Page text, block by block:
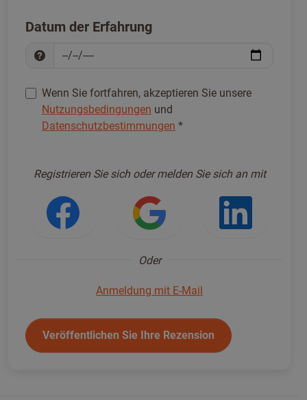
Datum der Erfahrung
Wenn Sie fortfahren, akzeptieren Sie unsere
Nutzungsbedingungen und
Datenschutzbestimmungen *
Registrieren Sie sich oder melden Sie sich an mit
Anmeldung mit Facebook
Anmeldung mit
Oder
Anmeldung mit E-Mail
Veröffentlichen Sie Ihre Rezension